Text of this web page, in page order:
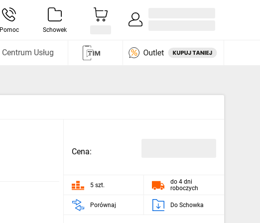
Pomoc Schowek
Centrum Usług
Cena:
5 szt.
do 4 dni
roboczych
Porównaj Do Schowka